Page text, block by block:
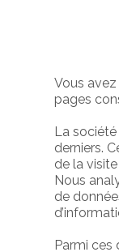
Vous
pages
La
derniers.
de la
Nous
de
Parmi ces